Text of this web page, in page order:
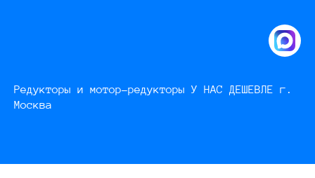
Редукторы и мотор-редукторы У НАС ДЕШЕВЛЕ г.
Москва